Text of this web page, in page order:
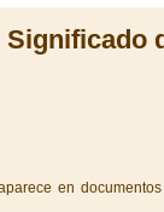
Significado
en